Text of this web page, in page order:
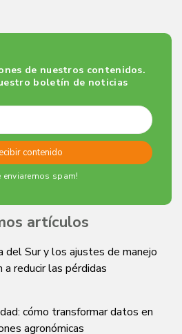
de nuestros contenidos.
boletín de noticias
enviaremos spam!
artículos
del Sur y los ajustes de manejo
a reducir las pérdidas
cómo transformar datos en
agronómicas